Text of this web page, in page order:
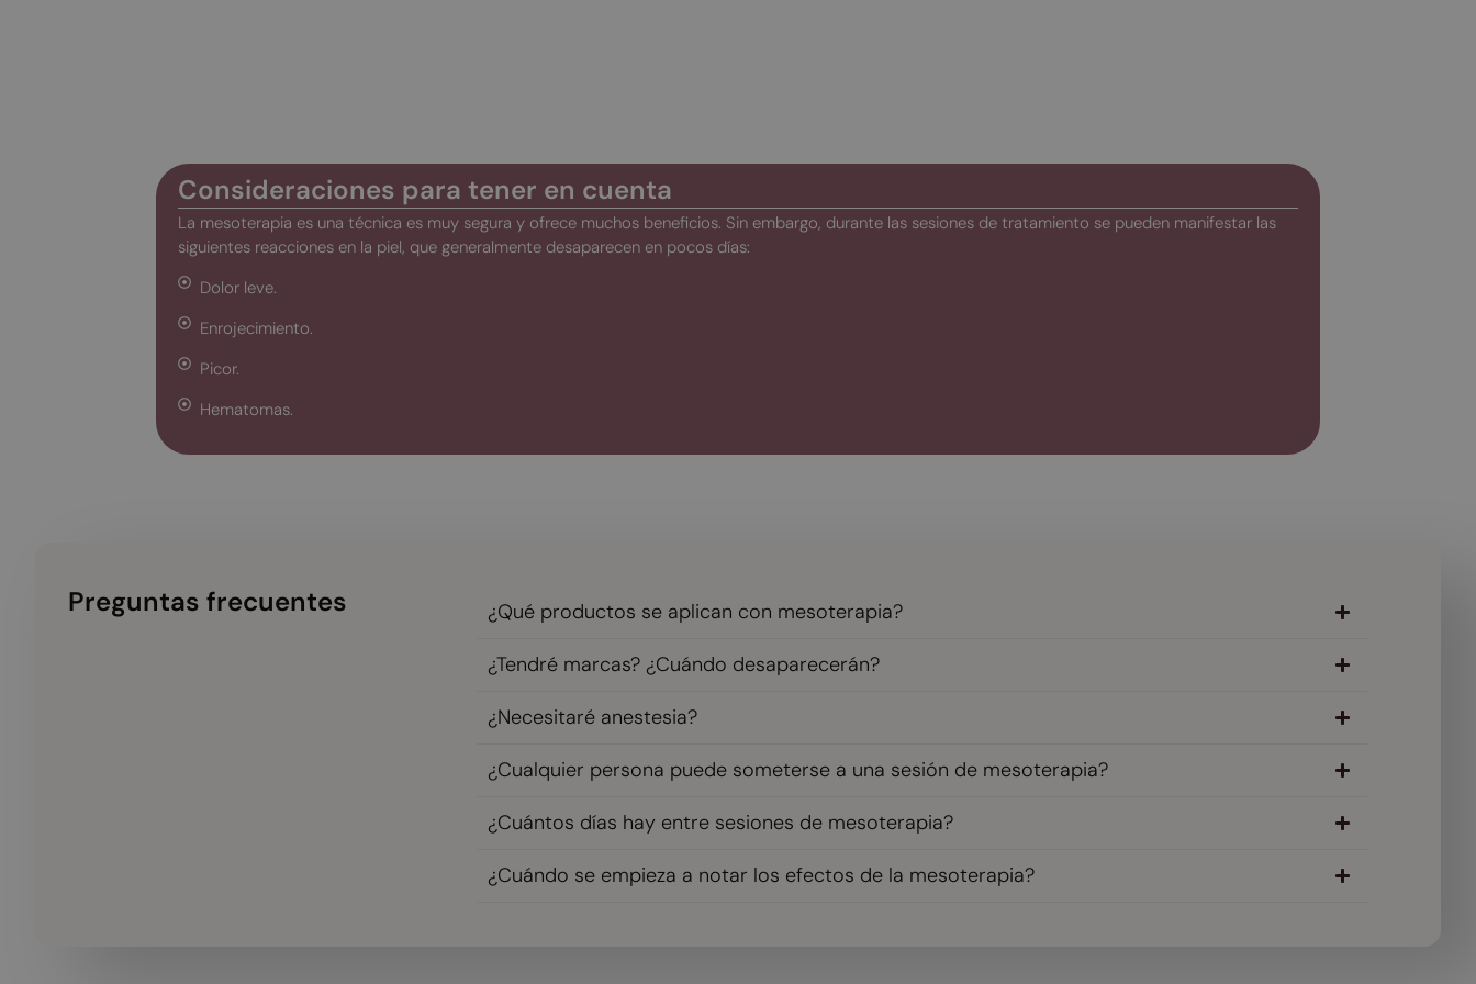
Consideraciones para tener en cuenta
La mesoterapia es una técnica es muy segura y ofrece muchos beneficios. Sin embargo, durante las sesiones de tratamiento se pueden manifestar las
siguientes reacciones en la piel, que generalmente desaparecen en pocos días:
Dolor leve.
Enrojecimiento.
Picor.
Hematomas.
Preguntas frecuentes
¿Qué productos se aplican con mesoterapia?
¿Tendré marcas? ¿Cuándo desaparecerán?
¿Necesitaré anestesia?
¿Cualquier persona puede someterse a una sesión de mesoterapia?
¿Cuántos días hay entre sesiones de mesoterapia?
¿Cuándo se empieza a notar los efectos de la mesoterapia?